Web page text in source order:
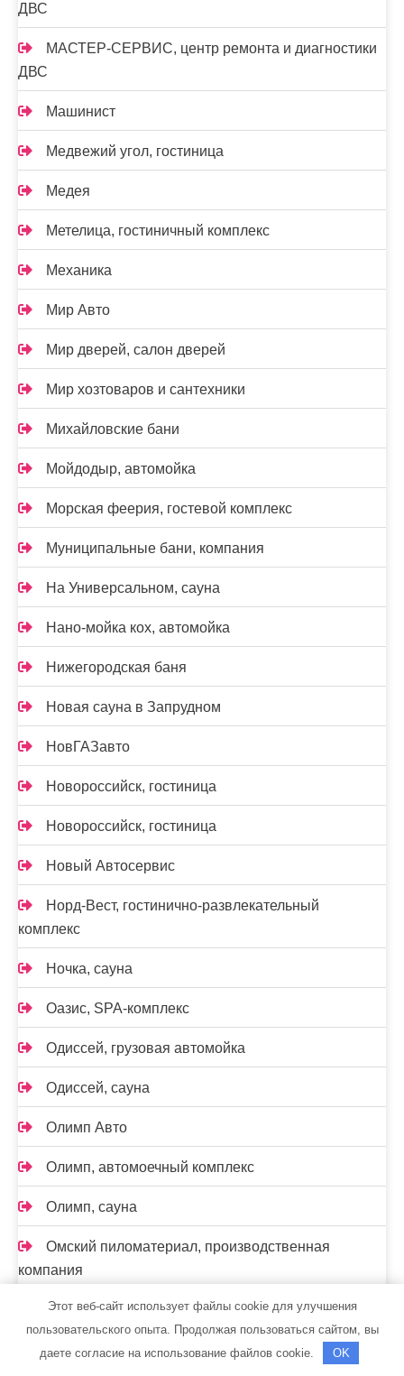
ДВС
МАСТЕР-СЕРВИС, центр ремонта и диагностики
ДВС
Машинист
Медвежий угол, гостиница
Медея
Метелица, гостиничный комплекс
Механика
Мир Авто
Мир дверей, салон дверей
Мир хозтоваров и сантехники
Михайловские бани
Мойдодыр, автомойка
Морская феерия, гостевой комплекс
Муниципальные бани, компания
На Универсальном, сауна
Нано-мойка кох, автомойка
Нижегородская баня
Новая сауна в Запрудном
НовГАЗавто
Новороссийск, гостиница
Новороссийск, гостиница
Новый Автосервис
Норд-Вест, гостинично-развлекательный
комплекс
Ночка, сауна
Оазис, SPA-комплекс
Одиссей, грузовая автомойка
Одиссей, сауна
Олимп Авто
Олимп, автомоечный комплекс
Олимп, сауна
Омский пиломатериал, производственная
компания
Оскар, автомойка и шиномонтажная мастерская
Официальный дилер KIA — Автолюкс
Этот веб-сайт использует файлы cookie для улучшения
пользовательского опыта. Продолжая пользоваться сайтом, вы
даете согласие на использование файлов cookie.
OK